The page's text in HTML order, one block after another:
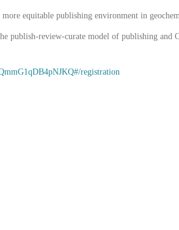
equitable publishing environment in
publish-review-curate model of publishing and
registration